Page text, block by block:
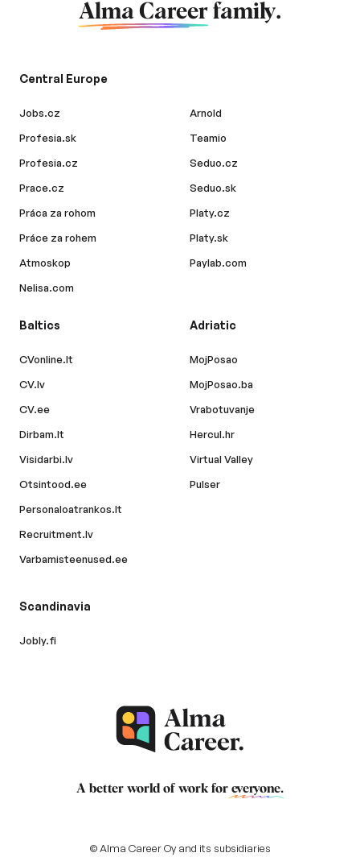
Alma Career family.
Central Europe
Jobs.cz
Profesia.sk
Profesia.cz
Prace.cz
Práca za rohom
Práce za rohem
Atmoskop
Nelisa.com
Arnold
Teamio
Seduo.cz
Seduo.sk
Platy.cz
Platy.sk
Paylab.com
Baltics
CVonline.lt
CV.lv
CV.ee
Dirbam.lt
Visidarbi.lv
Otsintood.ee
Personaloatrankos.lt
Recruitment.lv
Varbamisteenused.ee
Adriatic
MojPosao
MojPosao.ba
Vrabotuvanje
Hercul.hr
Virtual Valley
Pulser
Scandinavia
Jobly.fi
A better world of work for everyone.
© Alma Career Oy and its subsidiaries